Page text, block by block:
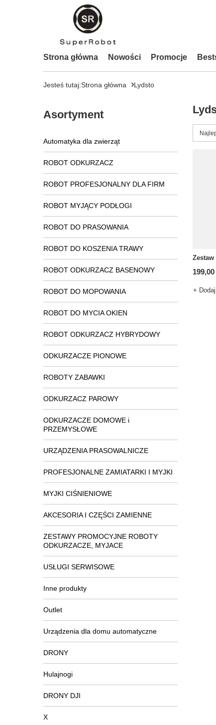
Strona główna Nowości Promocje
Jesteś tutaj:Strona główna Lydsto
Asortyment
Automatyka dla zwierząt
ROBOT ODKURZACZ
ROBOT PROFESJONALNY DLA FIRM
ROBOT MYJĄCY PODŁOGI
ROBOT DO PRASOWANIA
ROBOT DO KOSZENIA TRAWY
ROBOT ODKURZACZ BASENOWY
ROBOT DO MOPOWANIA
ROBOT DO MYCIA OKIEN
ROBOT ODKURZACZ HYBRYDOWY
ODKURZACZE PIONOWE
ROBOTY ZABAWKI
ODKURZACZ PAROWY
ODKURZACZE DOMOWE i
PRZEMYSŁOWE
URZĄDZENIA PRASOWALNICZE
PROFESJONALNE ZAMIATARKI I MYJKI
MYJKI CIŚNIENIOWE
AKCESORIA I CZĘŚCI ZAMIENNE
ZESTAWY PROMOCYJNE ROBOTY
ODKURZACZE, MYJACE
USŁUGI SERWISOWE
Inne produkty
Outlet
Urządzenia dla domu automatyczne
DRONY
Hulajnogi
DRONY DJI
X
199,00
+